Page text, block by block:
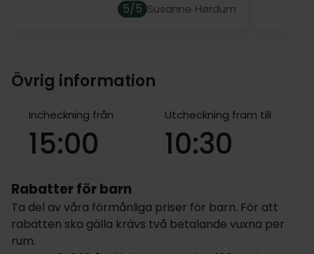
5/5 Susanne Hørdum
Övrig information
Incheckning från
15:00
Utcheckning fram till
10:30
Rabatter för barn
Ta del av våra förmånliga priser för barn. För att
rabatten ska gälla krävs två betalande vuxna per
rum.